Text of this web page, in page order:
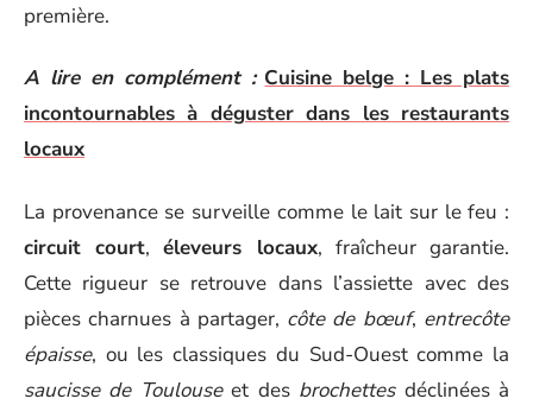
première.
A lire en complément : Cuisine belge : Les plats
incontournables à déguster dans les restaurants
locaux
La provenance se surveille comme le lait sur le feu :
circuit court,éleveurs locaux, fraîcheur garantie.
Cette rigueur se retrouve dans l’assiette avec des
pièces charnues à partager, côte de bœuf, entrecôte
épaisse, ou les classiques du Sud-Ouest comme la
saucisse de Toulouseet des brochettesdéclinées à